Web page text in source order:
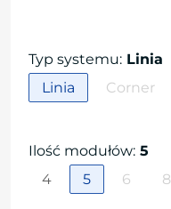
Typ systemu: Linia
Linia
Corner
Ilość modułów: 5
4
5 6 8